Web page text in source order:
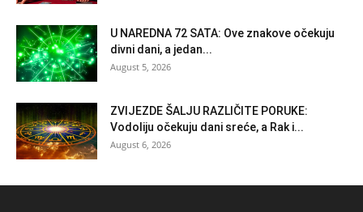
U NAREDNA 72 SATA: Ove znakove očekuju
divni dani, a jedan...
August 5, 2026
ZVIJEZDE ŠALJU RAZLIČITE PORUKE:
Vodoliju očekuju dani sreće, a Rak i...
August 6, 2026